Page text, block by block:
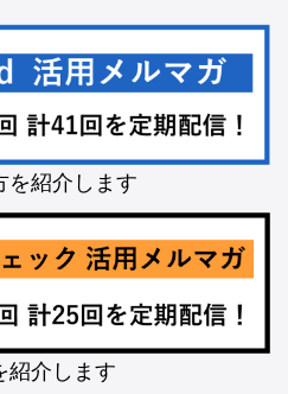
を紹介します
紹介します